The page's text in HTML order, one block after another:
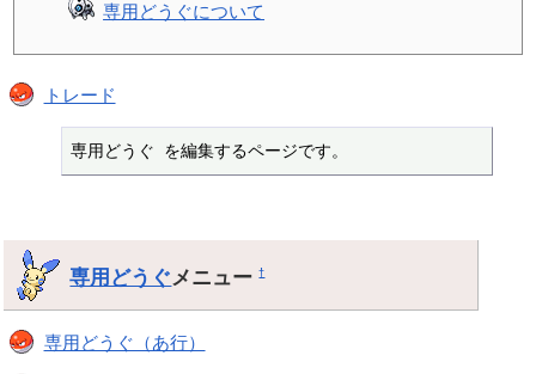
専用どうぐについて
トレード
専用どうぐ を編集するページです。
専用どうぐメニュー†
専用どうぐ（あ行）